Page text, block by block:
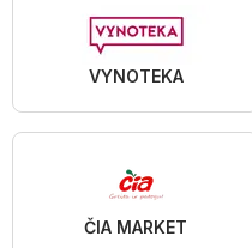
VYNOTEKA
ČIA MARKET